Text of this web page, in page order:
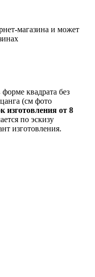
магазина и может
квадрата без
(см фото
от 8
по эскизу
изготовления.